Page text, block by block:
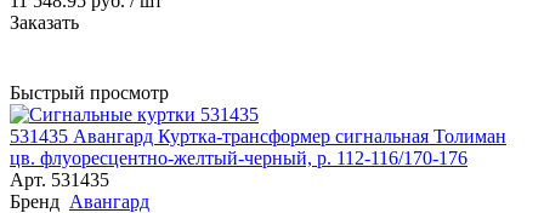
Заказать
Быстрый просмотр
531435 Авангард Куртка-трансформер сигнальная Толиман
цв. флуоресцентно-желтый-черный, р. 112-116/170-176
Арт. 531435
Бренд Авангард